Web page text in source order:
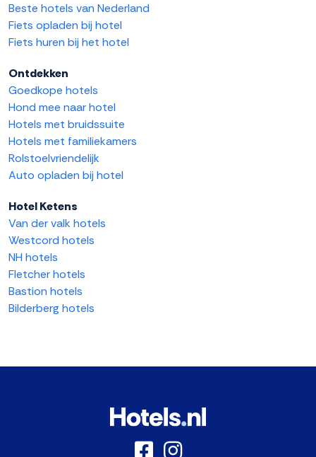
Beste hotels van Nederland
Fiets opladen bij hotel
Fiets huren bij het hotel
Ontdekken
Goedkope hotels
Hond mee naar hotel
Hotels met bruidssuite
Hotels met familiekamers
Rolstoelvriendelijk
Auto opladen bij hotel
Hotel Ketens
Van der valk hotels
Westcord hotels
NH hotels
Fletcher hotels
Bastion hotels
Bilderberg hotels